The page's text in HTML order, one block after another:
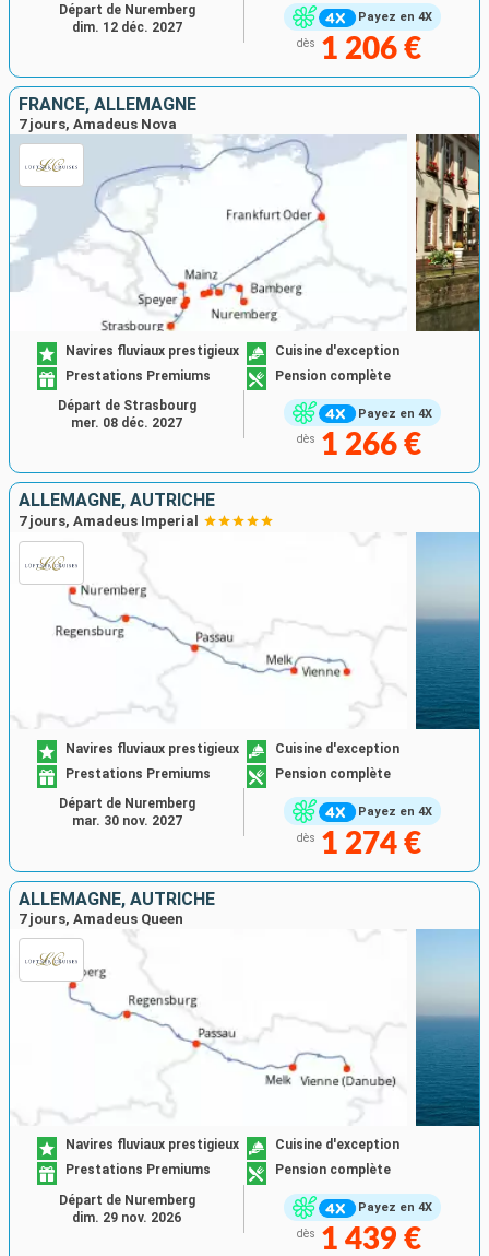
Payez en 4X
dès 1 206 €
Départ de Nuremberg
dim. 12 déc. 2027
FRANCE, ALLEMAGNE
7 jours, Amadeus Nova
Payez en 4X
Navires fluviaux prestigieux
Cuisine d'exception
Prestations Premiums
Pension complète
dès 1 266 €
Départ de Strasbourg
mer. 08 déc. 2027
ALLEMAGNE, AUTRICHE
7 jours, Amadeus Imperial
Payez en 4X
Navires fluviaux prestigieux
Cuisine d'exception
Prestations Premiums
Pension complète
dès 1 274 €
Départ de Nuremberg
mar. 30 nov. 2027
ALLEMAGNE, AUTRICHE
7 jours, Amadeus Queen
Payez en 4X
Navires fluviaux prestigieux
Cuisine d'exception
Prestations Premiums
Pension complète
dès 1 439 €
Départ de Nuremberg
dim. 29 nov. 2026